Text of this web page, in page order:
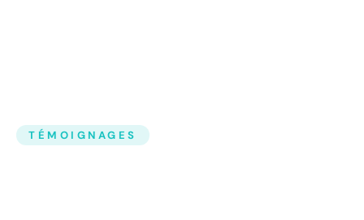
TÉMOIGNAGES